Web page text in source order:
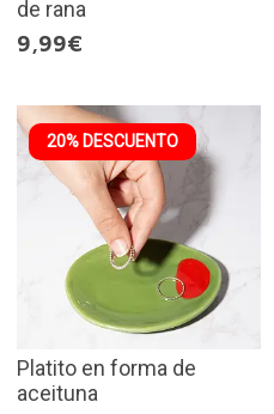
de rana
9,99€
20% DESCUENTO
Platito en forma de
aceituna